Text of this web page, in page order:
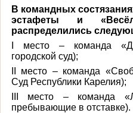
В командных
эстафеты и
распределились
I место– команда
городской суд);
II место – команда
Суд Республики Карелия);
III место – команда
пребывающие в отставке).